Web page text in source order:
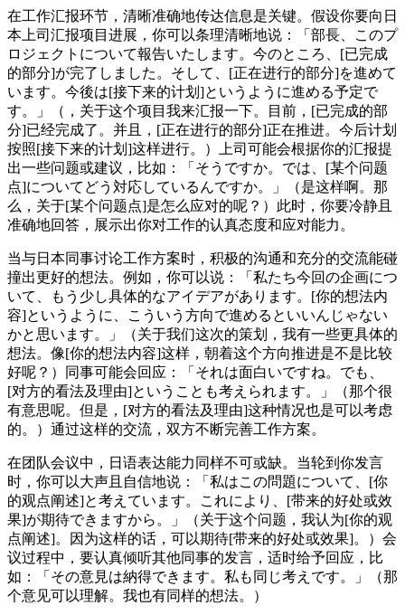
在工作汇报环节，清晰准确地传达信息是关键。假设你要向日
本上司汇报项目进展，你可以条理清晰地说：「部長、このプ
ロジェクトについて報告いたします。今のところ、[已完成
的部分]が完了しました。そして、[正在进行的部分]を進めて
います。今後は[接下来的计划]というように進める予定で
す。」（，关于这个项目我来汇报一下。目前，[已完成的部
分]已经完成了。并且，[正在进行的部分]正在推进。今后计划
按照[接下来的计划]这样进行。）上司可能会根据你的汇报提
出一些问题或建议，比如：「そうですか。では、[某个问题
点]についてどう対応しているんですか。」（是这样啊。那
么，关于[某个问题点]是怎么应对的呢？）此时，你要冷静且
准确地回答，展示出你对工作的认真态度和应对能力。
当与日本同事讨论工作方案时，积极的沟通和充分的交流能碰
撞出更好的想法。例如，你可以说：「私たち今回の企画につ
いて、もう少し具体的なアイデアがあります。[你的想法内
容]というように、こういう方向で進めるといいんじゃない
かと思います。」（关于我们这次的策划，我有一些更具体的
想法。像[你的想法内容]这样，朝着这个方向推进是不是比较
好呢？）同事可能会回应：「それは面白いですね。でも、
[对方的看法及理由]ということも考えられます。」（那个很
有意思呢。但是，[对方的看法及理由]这种情况也是可以考虑
的。）通过这样的交流，双方不断完善工作方案。
在团队会议中，日语表达能力同样不可或缺。当轮到你发言
时，你可以大声且自信地说：「私はこの問題について、[你
的观点阐述]と考えています。これにより、[带来的好处或效
果]が期待できますから。」（关于这个问题，我认为[你的观
点阐述]。因为这样的话，可以期待[带来的好处或效果]。）会
议过程中，要认真倾听其他同事的发言，适时给予回应，比
如：「その意見は納得できます。私も同じ考えです。」（那
个意见可以理解。我也有同样的想法。）